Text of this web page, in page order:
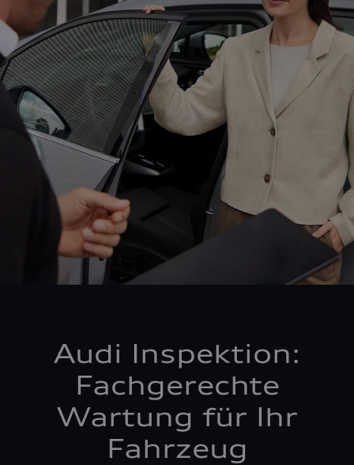
Audi Inspektion:
Fachgerechte
Wartung für Ihr
Fahrzeug